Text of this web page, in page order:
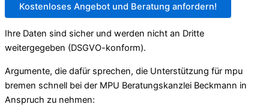
Kostenloses Angebot und Beratung anfordern!
Ihre Daten sind sicher und werden nicht an Dritte
weitergegeben (DSGVO-konform).
Argumente, die dafür sprechen, die Unterstützung für mpu
bremen schnell bei der MPU Beratungskanzlei Beckmann in
Anspruch zu nehmen: